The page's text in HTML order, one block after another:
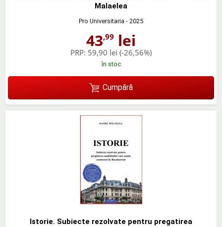
Malaelea
Pro Universitaria - 2025
43,99 lei
PRP: 59,90 lei (-26,56%)
în stoc
Cumpără
Istorie. Subiecte rezolvate pentru pregatirea